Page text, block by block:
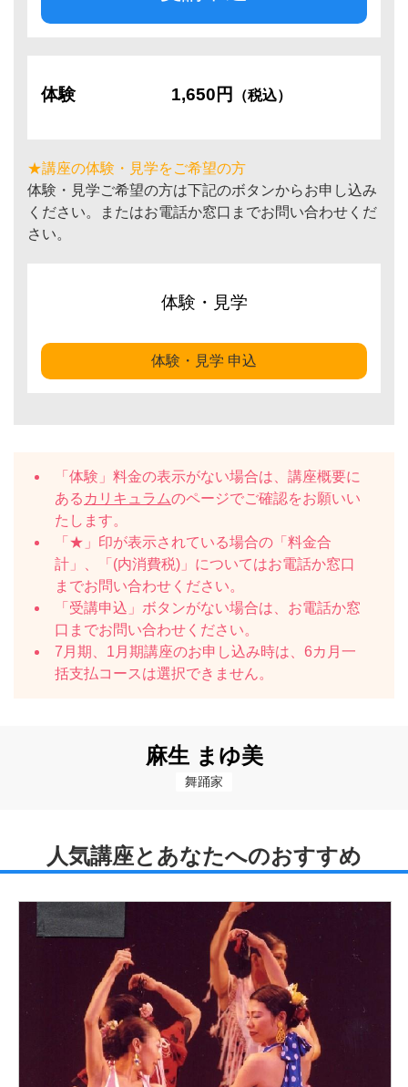
体験 1,650円 （税込）
★講座の体験・見学をご希望の方
体験・見学ご希望の方は下記のボタンからお申し込み
ください。またはお電話か窓口までお問い合わせくだ
さい。
体験・見学
体験・見学 申込
「体験」料金の表示がない場合は、講座概要に
ある カリキュラムのページでご確認をお願いい
たします。
「★」印が表示されている場合の「料金合
計」、「(内消費税)」についてはお電話か窓口
までお問い合わせください。
「受講申込」ボタンがない場合は、お電話か窓
口までお問い合わせください。
7月期、1月期講座のお申し込み時は、6カ月一
括支払コースは選択できません。
麻生 まゆ美
舞踊家